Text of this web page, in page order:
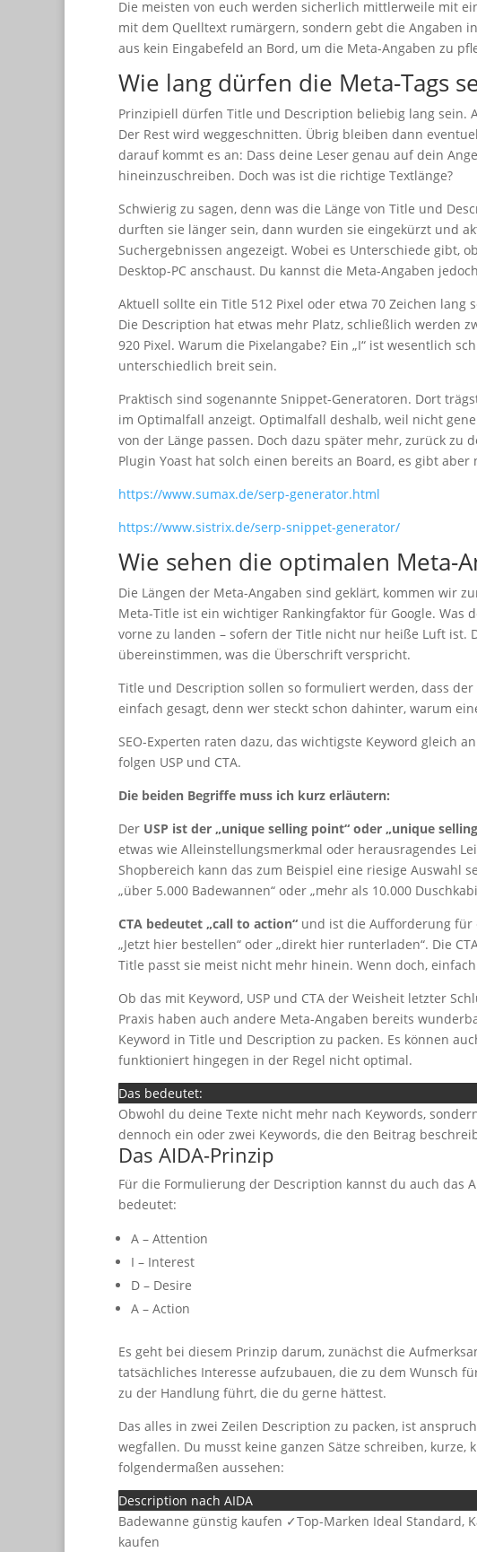
Die meisten von euch werden sicherlich mittlerweile mit
mit dem Quelltext rumärgern, sondern gebt die Angaben
aus kein Eingabefeld an Bord, um die Meta-Angaben zu
Wie lang dürfen die Meta-Tags
Prinzipiell dürfen Title und Description beliebig lang sein.
Der Rest wird weggeschnitten. Übrig bleiben dann
darauf kommt es an: Dass deine Leser genau auf dein
hineinzuschreiben. Doch was ist die richtige Textlänge?
Schwierig zu sagen, denn was die Länge von Title und
durften sie länger sein, dann wurden sie eingekürzt und
Suchergebnissen angezeigt. Wobei es Unterschiede gibt,
Desktop-PC anschaust. Du kannst die Meta-Angaben
Aktuell sollte ein Title 512 Pixel oder etwa 70 Zeichen
Die Description hat etwas mehr Platz, schließlich werden
920 Pixel. Warum die Pixelangabe? Ein „I“ ist wesentlich
unterschiedlich breit sein.
Praktisch sind sogenannte Snippet-Generatoren. Dort
im Optimalfall anzeigt. Optimalfall deshalb, weil nicht
von der Länge passen. Doch dazu später mehr, zurück zu
Plugin Yoast hat solch einen bereits an Board, es gibt aber
https://www.sumax.de/serp-generator.html
https://www.sistrix.de/serp-snippet-generator/
Wie sehen die optimalen Meta-
Die Längen der Meta-Angaben sind geklärt, kommen wir
Meta-Title ist ein wichtiger Rankingfaktor für Google.
vorne zu landen – sofern der Title nicht nur heiße Luft
übereinstimmen, was die Überschrift verspricht.
Title und Description sollen so formuliert werden, dass
einfach gesagt, denn wer steckt schon dahinter, warum
SEO-Experten raten dazu, das wichtigste Keyword gleich
folgen USP und CTA.
Die beiden Begriffe muss ich kurz erläutern:
Der USP ist der „unique selling point“ oder „unique
etwas wie Alleinstellungsmerkmal oder herausragendes
Shopbereich kann das zum Beispiel eine riesige Auswahl
„über 5.000 Badewannen“ oder „mehr als 10.000
CTA bedeutet „call to action“ und ist die Aufforderung für
„Jetzt hier bestellen“ oder „direkt hier runterladen“. Die
Title passt sie meist nicht mehr hinein. Wenn doch,
Ob das mit Keyword, USP und CTA der Weisheit letzter
Praxis haben auch andere Meta-Angaben bereits
Keyword in Title und Description zu packen. Es können
funktioniert hingegen in der Regel nicht optimal.
Das bedeutet:
Obwohl du deine Texte nicht mehr nach Keywords,
dennoch ein oder zwei Keywords, die den Beitrag
Das AIDA-Prinzip
Für die Formulierung der Description kannst du auch das
bedeutet:
A – Attention
I – Interest
D – Desire
A – Action
Es geht bei diesem Prinzip darum, zunächst die
tatsächliches Interesse aufzubauen, die zu dem Wunsch
zu der Handlung führt, die du gerne hättest.
Das alles in zwei Zeilen Description zu packen, ist
wegfallen. Du musst keine ganzen Sätze schreiben,
folgendermaßen aussehen:
Description nach AIDA
Badewanne günstig kaufen ✓Top-Marken Ideal Standard,
kaufen